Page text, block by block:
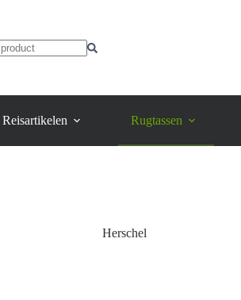
Reisartikelen Rugtassen
Herschel